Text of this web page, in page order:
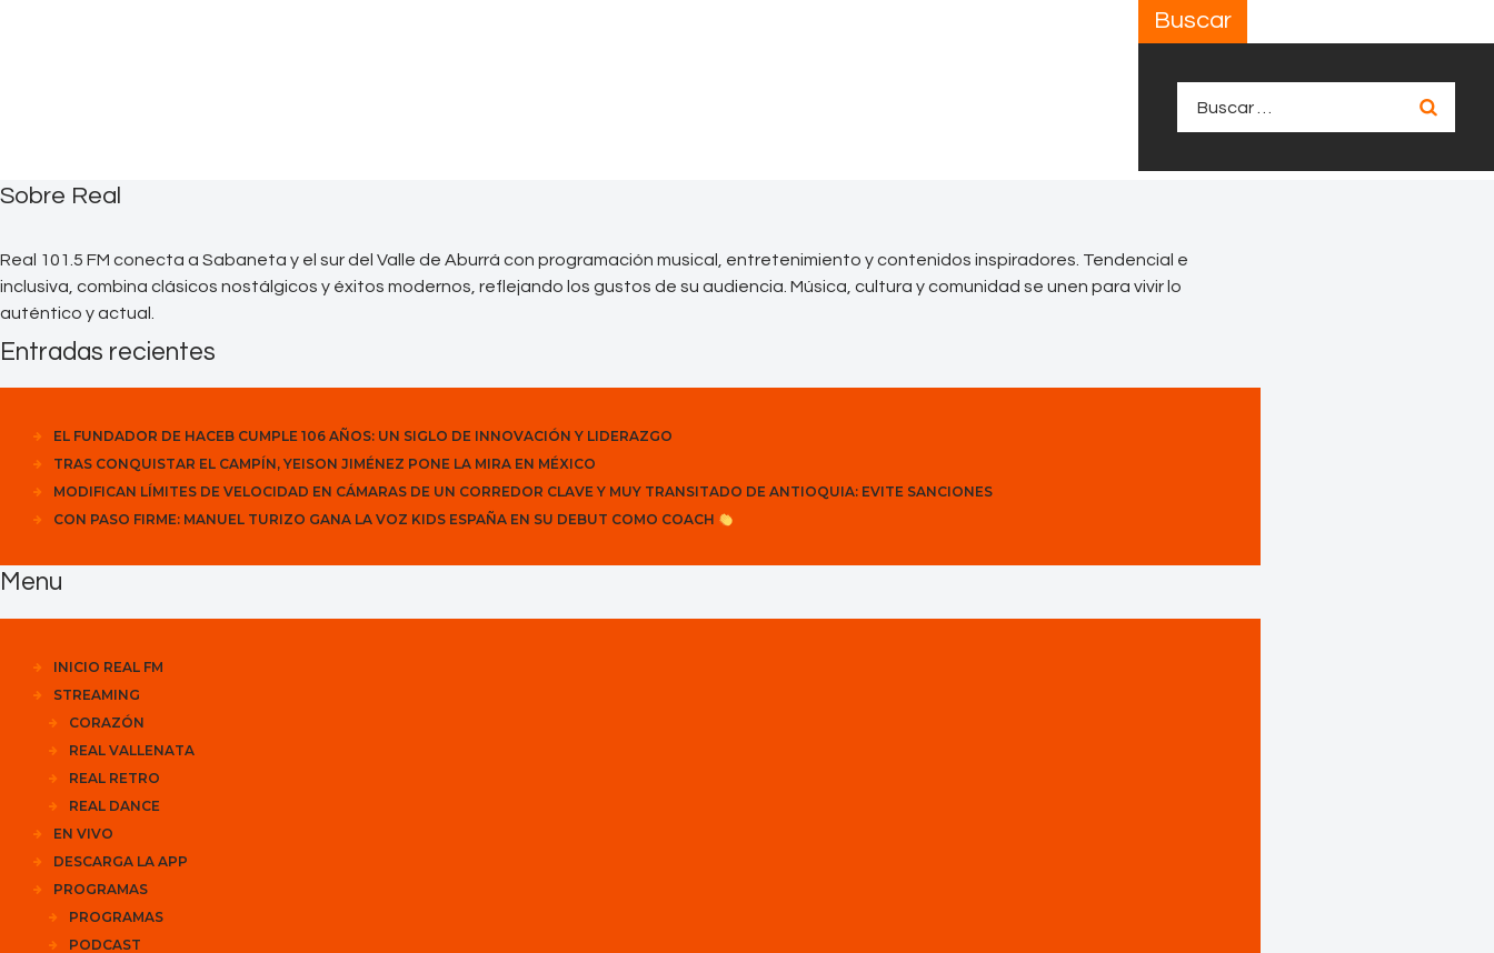
Buscar
Sobre Real
Real 101.5 FM conecta a Sabaneta y el sur del Valle de Aburrá con programación musical, entretenimiento y contenidos inspiradores. Tendencial e
inclusiva, combina clásicos nostálgicos y éxitos modernos, reflejando los gustos de su audiencia. Música, cultura y comunidad se unen para vivir lo
auténtico y actual.
Entradas recientes
EL FUNDADOR DE HACEB CUMPLE 106 AÑOS: UN SIGLO DE INNOVACIÓN Y LIDERAZGO
TRAS CONQUISTAR EL CAMPÍN, YEISON JIMÉNEZ PONE LA MIRA EN MÉXICO
MODIFICAN LÍMITES DE VELOCIDAD EN CÁMARAS DE UN CORREDOR CLAVE Y MUY TRANSITADO DE ANTIOQUIA: EVITE SANCIONES
CON PASO FIRME: MANUEL TURIZO GANA LA VOZ KIDS ESPAÑA EN SU DEBUT COMO COACH
Menu
INICIO REAL FM
STREAMING
CORAZÓN
REAL VALLENATA
REAL RETRO
REAL DANCE
EN VIVO
DESCARGA LA APP
PROGRAMAS
PROGRAMAS
PODCAST